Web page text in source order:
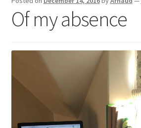
Blog
Contact Me
Of my absence